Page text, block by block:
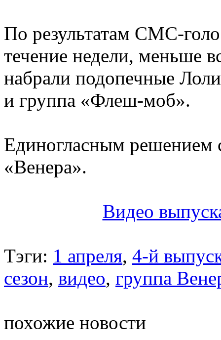
По результатам СМС-
течение недели, меньше
набрали подопечные
и группа «Флеш-моб».
Единогласным решением
«Венера».
Видео
Тэги: 1 апреля, 4-й
сезон, видео, группа
похожие новости